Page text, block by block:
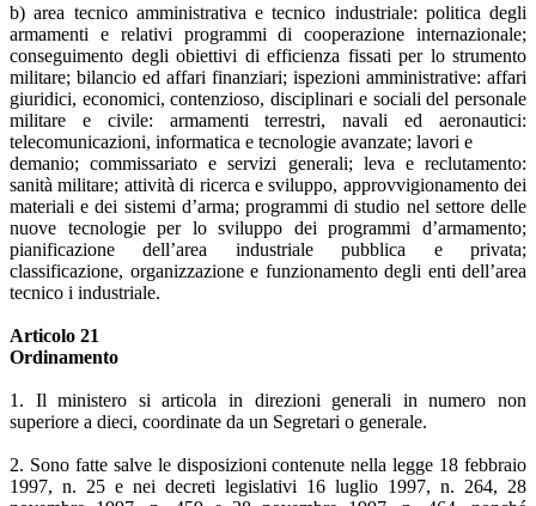
b) area tecnico amministrativa e tecnico industriale: politica degli
armamenti e relativi programmi di cooperazione internazionale;
conseguimento degli obiettivi di efficienza fissati per lo strumento
militare; bilancio ed affari finanziari; ispezioni amministrative: affari
giuridici, economici, contenzioso, disciplinari e sociali del personale
militare e civile: armamenti terrestri, navali ed aeronautici:
telecomunicazioni, informatica e tecnologie avanzate; lavori e
demanio; commissariato e servizi generali; leva e reclutamento:
sanità militare; attività di ricerca e sviluppo, approvvigionamento dei
materiali e dei sistemi d’arma; programmi di studio nel settore delle
nuove tecnologie per lo sviluppo dei programmi d’armamento;
pianificazione dell’area industriale pubblica e privata;
classificazione, organizzazione e funzionamento degli enti dell’area
tecnico i industriale.
Articolo 21
Ordinamento
1. Il ministero si articola in direzioni generali in numero non
superiore a dieci, coordinate da un Segretari o generale.
2. Sono fatte salve le disposizioni contenute nella legge 18 febbraio
1997, n. 25 e nei decreti legislativi 16 luglio 1997, n. 264, 28